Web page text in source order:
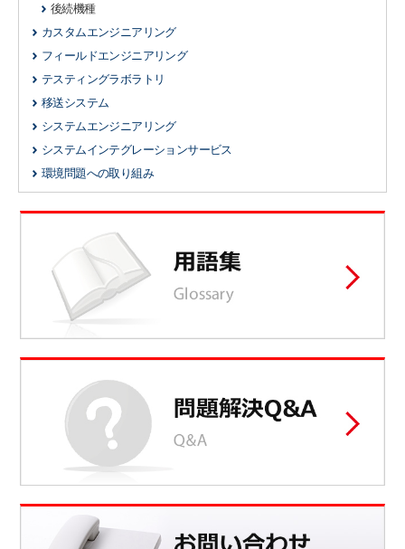
後続機種
カスタムエンジニアリング
フィールドエンジニアリング
テスティングラボラトリ
移送システム
システムエンジニアリング
システムインテグレーションサービス
環境問題への取り組み